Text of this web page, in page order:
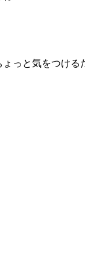
っと気をつける